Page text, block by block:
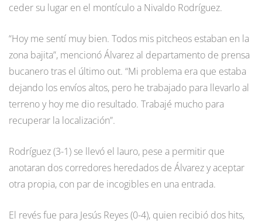
ceder su lugar en el montículo a Nivaldo Rodríguez.
“Hoy me sentí muy bien. Todos mis pitcheos estaban en la
zona bajita”, mencionó Álvarez al departamento de prensa
bucanero tras el último out. “Mi problema era que estaba
dejando los envíos altos, pero he trabajado para llevarlo al
terreno y hoy me dio resultado. Trabajé mucho para
recuperar la localización”.
Rodríguez (3-1) se llevó el lauro, pese a permitir que
anotaran dos corredores heredados de Álvarez y aceptar
otra propia, con par de incogibles en una entrada.
El revés fue para Jesús Reyes (0-4), quien recibió dos hits,